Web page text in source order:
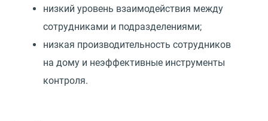
низкий уровень взаимодействия между
сотрудниками и подразделениями;
низкая производительность сотрудников
на дому и неэффективные инструменты
контроля.